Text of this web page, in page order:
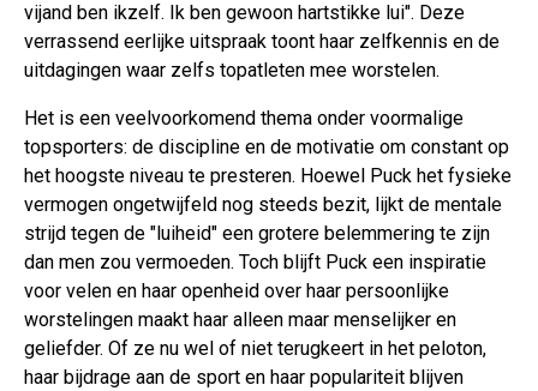
vijand ben ikzelf. Ik ben gewoon hartstikke lui". Deze
verrassend eerlijke uitspraak toont haar zelfkennis en de
uitdagingen waar zelfs topatleten mee worstelen.
Het is een veelvoorkomend thema onder voormalige
topsporters: de discipline en de motivatie om constant op
het hoogste niveau te presteren. Hoewel Puck het fysieke
vermogen ongetwijfeld nog steeds bezit, lijkt de mentale
strijd tegen de "luiheid" een grotere belemmering te zijn
dan men zou vermoeden. Toch blijft Puck een inspiratie
voor velen en haar openheid over haar persoonlijke
worstelingen maakt haar alleen maar menselijker en
geliefder. Of ze nu wel of niet terugkeert in het peloton,
haar bijdrage aan de sport en haar populariteit blijven